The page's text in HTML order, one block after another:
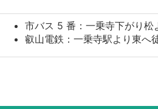
市バス 5 番：一乗寺下がり松
叡山電鉄：一乗寺駅より東へ